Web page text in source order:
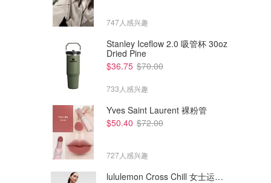
747人感兴趣
Stanley Iceflow 2.0 吸管杯 30oz
Dried Pine
$36.75 $70.00
733人感兴趣
Yves Saint Laurent 裸粉管
$50.40 $72.00
727人感兴趣
lululemon Cross Chill 女士运动外套